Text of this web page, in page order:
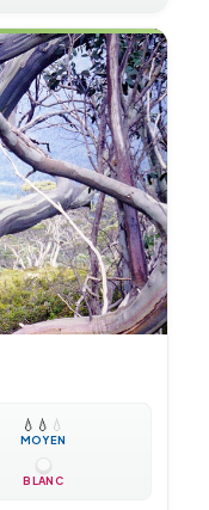
💧 💧 💧
MOYEN
BLANC